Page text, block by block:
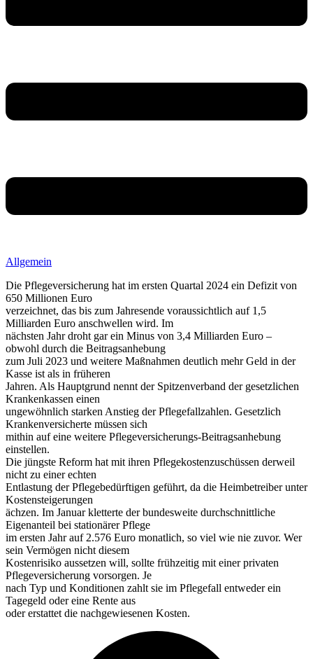
Allgemein
Die Pflegeversicherung hat im ersten Quartal 2024 ein Defizit von
650 Millionen Euro
verzeichnet, das bis zum Jahresende voraussichtlich auf 1,5
Milliarden Euro anschwellen wird. Im
nächsten Jahr droht gar ein Minus von 3,4 Milliarden Euro –
obwohl durch die Beitragsanhebung
zum Juli 2023 und weitere Maßnahmen deutlich mehr Geld in der
Kasse ist als in früheren
Jahren. Als Hauptgrund nennt der Spitzenverband der gesetzlichen
Krankenkassen einen
ungewöhnlich starken Anstieg der Pflegefallzahlen. Gesetzlich
Krankenversicherte müssen sich
mithin auf eine weitere Pflegeversicherungs-Beitragsanhebung
einstellen.
Die jüngste Reform hat mit ihren Pflegekostenzuschüssen derweil
nicht zu einer echten
Entlastung der Pflegebedürftigen geführt, da die Heimbetreiber unter
Kostensteigerungen
ächzen. Im Januar kletterte der bundesweite durchschnittliche
Eigenanteil bei stationärer Pflege
im ersten Jahr auf 2.576 Euro monatlich, so viel wie nie zuvor. Wer
sein Vermögen nicht diesem
Kostenrisiko aussetzen will, sollte frühzeitig mit einer privaten
Pflegeversicherung vorsorgen. Je
nach Typ und Konditionen zahlt sie im Pflegefall entweder ein
Tagegeld oder eine Rente aus
oder erstattet die nachgewiesenen Kosten.